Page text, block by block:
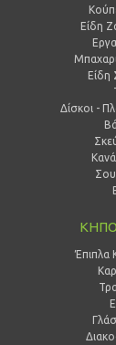
Είδη
Είδη
Δίσκοι -
Έπιπλα